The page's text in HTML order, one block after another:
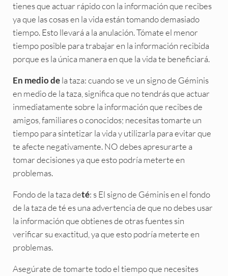
tienes que actuar rápido con la información que recibes
ya que las cosas en la vida están tomando demasiado
tiempo. Esto llevará a la anulación. Tómate el menor
tiempo posible para trabajar en la información recibida
porque es la única manera en que la vida te beneficiará.
En medio dela taza: cuando se ve un signo de Géminis
en medio de la taza, significa que no tendrás que actuar
inmediatamente sobre la información que recibes de
amigos, familiares o conocidos; necesitas tomarte un
tiempo para sintetizar la vida y utilizarla para evitar que
te afecte negativamente. NO debes apresurarte a
tomar decisiones ya que esto podría meterte en
problemas.
Fondo de la taza deté: s El signo de Géminis en el fondo
de la taza de té es una advertencia de que no debes usar
la información que obtienes de otras fuentes sin
verificar su exactitud, ya que esto podría meterte en
problemas.
Asegúrate de tomarte todo el tiempo que necesites